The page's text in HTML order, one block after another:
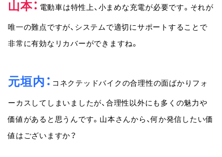
山本 電動車は特性上、小まめな充電が必要です。それが
唯一の難点ですが、システムで適切にサポートすることで
非常に有効なリカバーができますね。
元垣内 コネクテッドバイクの合理性の面ばかりフォ
ーカスしてしまいましたが、合理性以外にも多くの魅力や
価値があると思うんです。山本さんから、何か発信したい価
値はございますか？